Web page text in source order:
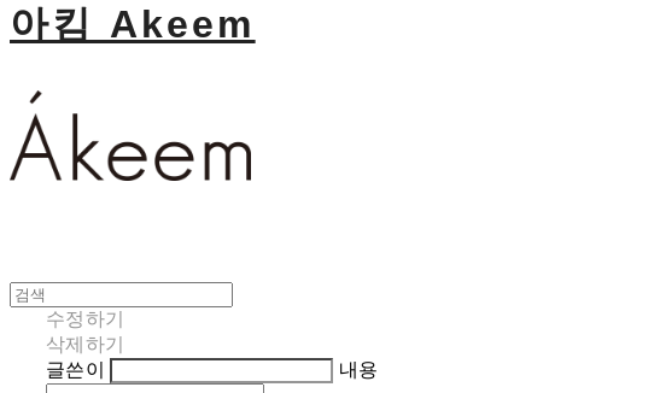
아킴 Akeem
수정하기
삭제하기
글쓴이
내용